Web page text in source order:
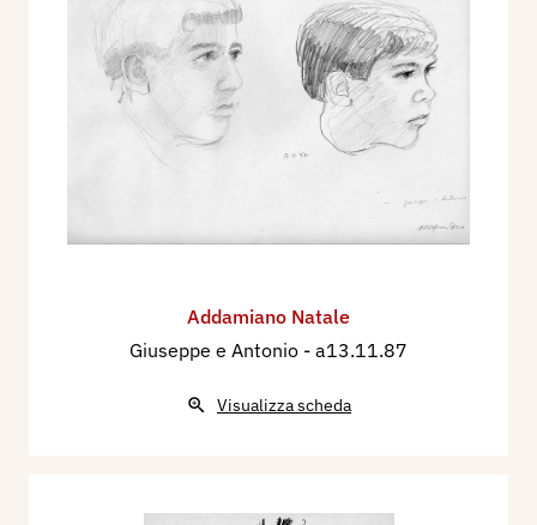
Addamiano Natale
Giuseppe e Antonio - a13.11.87
Visualizza scheda